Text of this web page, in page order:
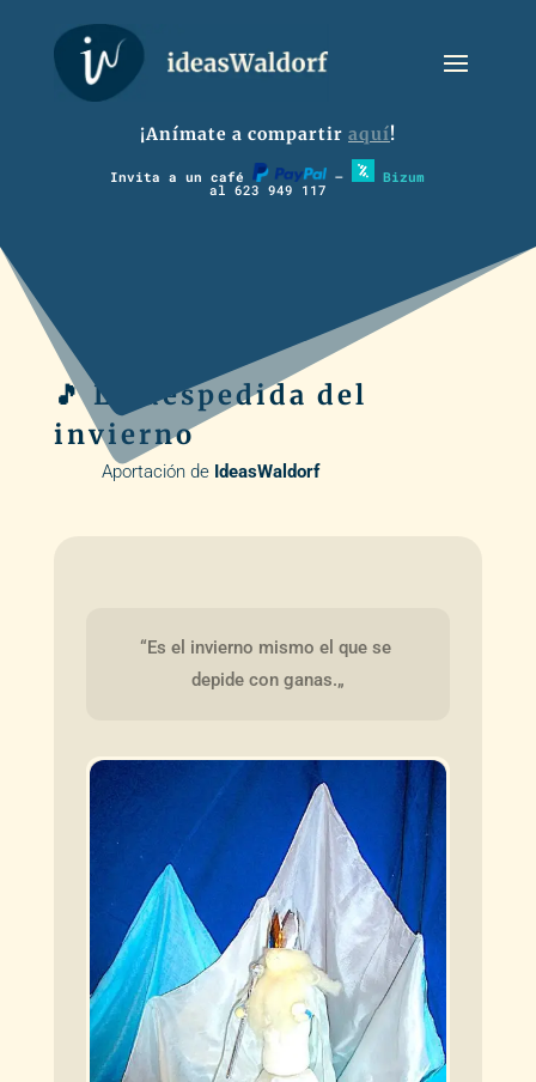
¡Anímate a compartir aquí!
Invita a un café – Bizum
al 623 949 117
🎵 La despedida del
invierno
Aportación de IdeasWaldorf
“Es el invierno mismo el que se
depide con ganas.„